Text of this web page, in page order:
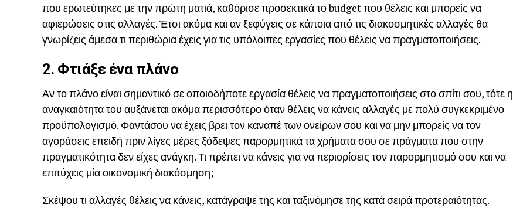
που ερωτεύτηκες με την πρώτη ματιά, καθόρισε προσεκτικά το budget που θέλεις και μπορείς να
αφιερώσεις στις αλλαγές. Έτσι ακόμα και αν ξεφύγεις σε κάποια από τις διακοσμητικές αλλαγές θα
γνωρίζεις άμεσα τι περιθώρια έχεις για τις υπόλοιπες εργασίες που θέλεις να πραγματοποιήσεις.
2. Φτιάξε ένα πλάνο
Αν το πλάνο είναι σημαντικό σε οποιοδήποτε εργασία θέλεις να πραγματοποιήσεις στο σπίτι σου, τότε η
αναγκαιότητα του αυξάνεται ακόμα περισσότερο όταν θέλεις να κάνεις αλλαγές με πολύ συγκεκριμένο
προϋπολογισμό. Φαντάσου να έχεις βρει τον καναπέ των ονείρων σου και να μην μπορείς να τον
αγοράσεις επειδή πριν λίγες μέρες ξόδεψες παρορμητικά τα χρήματα σου σε πράγματα που στην
πραγματικότητα δεν είχες ανάγκη. Τι πρέπει να κάνεις για να περιορίσεις τον παρορμητισμό σου και να
επιτύχεις μία οικονομική διακόσμηση;
Σκέψου τι αλλαγές θέλεις να κάνεις, κατάγραψε της και ταξινόμησε της κατά σειρά προτεραιότητας.